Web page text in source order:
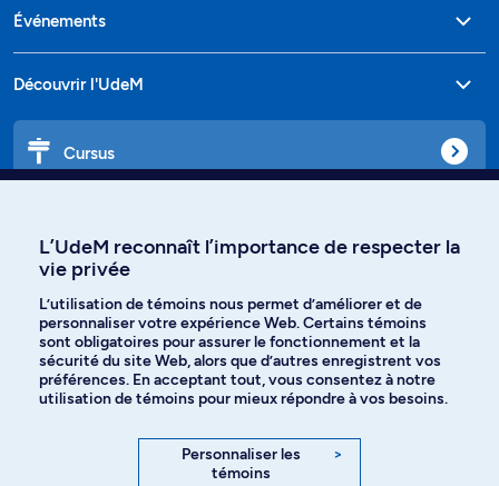
Événements
Découvrir l'UdeM
Cursus
Langues
Facebook Instagram
YouTube
L’UdeM reconnaît l’importance de respecter la
vie privée
L’utilisation de témoins nous permet d’améliorer et de
personnaliser votre expérience Web. Certains témoins
sont obligatoires pour assurer le fonctionnement et la
sécurité du site Web, alors que d’autres enregistrent vos
préférences. En acceptant tout, vous consentez à notre
utilisation de témoins pour mieux répondre à vos besoins.
Personnaliser les
témoins
>